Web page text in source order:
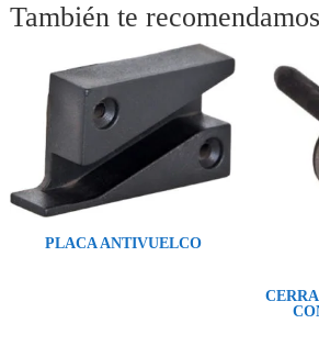
También te
PLACA ANTIVUELCO